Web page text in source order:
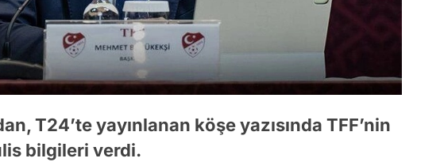
T24’te yayınlanan köşe yazısında TFF’nin
bilgileri verdi.